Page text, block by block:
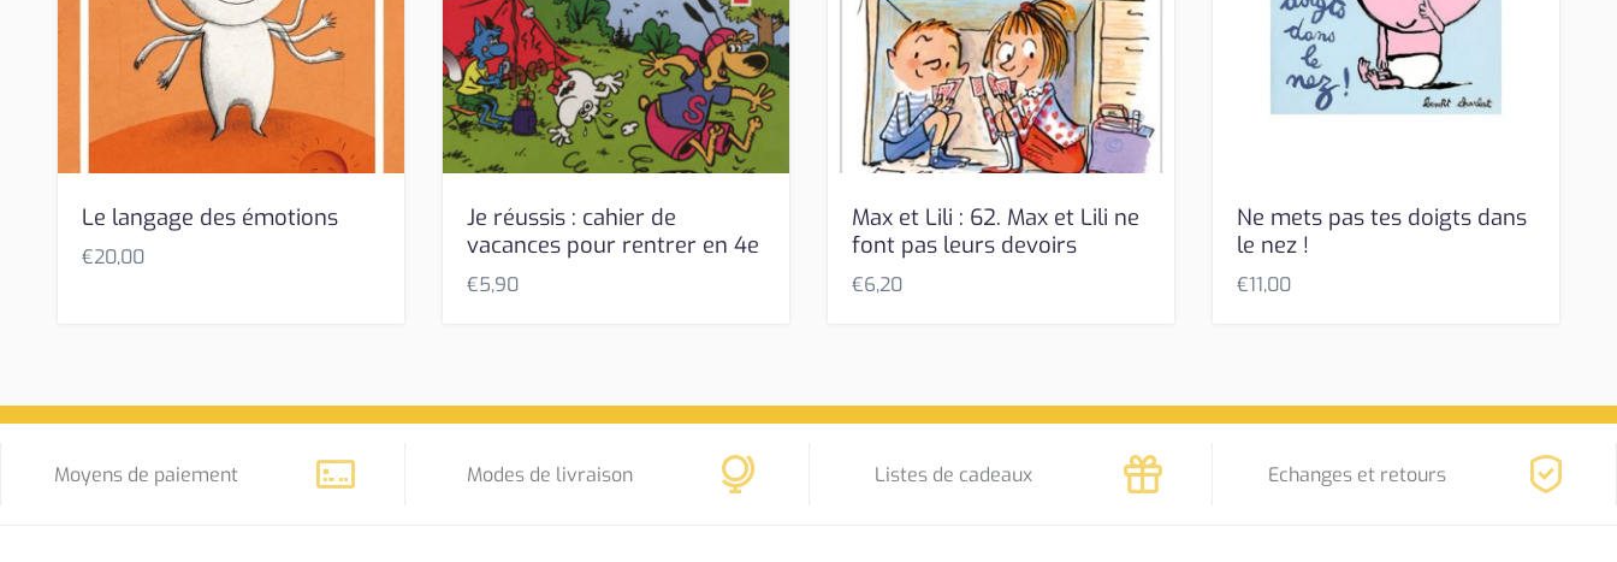
Le langage des émotions
€20,00
Je réussis : cahier de
vacances pour rentrer en 4e
€5,90
Max et Lili : 62. Max et Lili ne
font pas leurs devoirs
€6,20
Ne mets pas tes doigts dans
le nez !
€11,00
Moyens de paiement Modes de livraison Listes de cadeaux Echanges et retours